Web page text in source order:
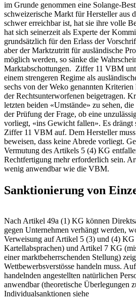
im Grunde genommen eine Solange-
schweizerische Markt für Hersteller aus
schwer erreichbar ist, hat sie ihre volle
hat sich seinerzeit als Experte der
grundsätzlich für den Erlass der
aber der Marktzutritt für ausländische
möglich werden, so sänke die
Marktabschottungen. Ziffer 11 VBM
einem strengeren Regime als
sechs von der Weko genannten
der Rechtsunterworfenen beigetragen.
letzten beiden «Umstände» zu sehen,
der Prüfung der Frage, ob eine
vorliegt, «ins Gewicht fallen». Es
Ziffer 11 VBM auf. Dem Hersteller
beweisen, dass keine Abrede vorliegt.
Vermutung des Artikels 5 (4) KG
Rechtfertigung mehr erforderlich sein.
wenig anwendbar wie die VBM.
Sanktionierung von
Nach Artikel 49a (1) KG können
gegen Unternehmen verhängt werden,
Verweisung auf Artikel 5 (3) und (4)
Kartellabsprachen) und Artikel 7 KG
einer marktbeherrschenden Stellung)
Wettbewerbsverstösse handeln muss.
handelnden angestellten natürlichen
anwendbar (theoretische Überlegungen
Individualsanktionen siehe